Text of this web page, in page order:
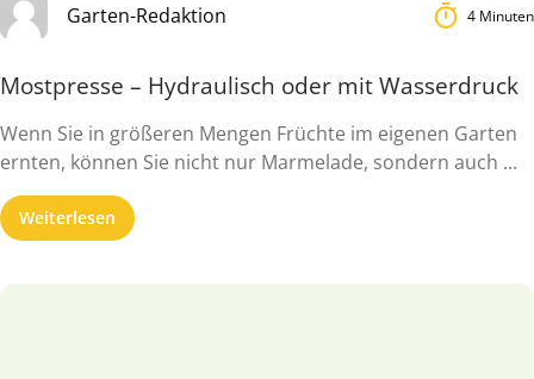
Garten-Redaktion 4 Minuten
Mostpresse – Hydraulisch oder mit Wasserdruck
Wenn Sie in größeren Mengen Früchte im eigenen Garten
ernten, können Sie nicht nur Marmelade, sondern auch ...
Weiterlesen